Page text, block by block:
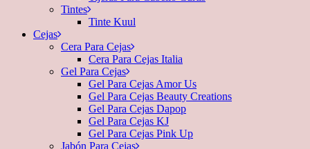
Tintes
Tinte Kuul
Cejas
Cera Para Cejas
Cera Para Cejas Italia
Gel Para Cejas
Gel Para Cejas Amor Us
Gel Para Cejas Beauty Creations
Gel Para Cejas Dapop
Gel Para Cejas KJ
Gel Para Cejas Pink Up
Jabón Para Cejas